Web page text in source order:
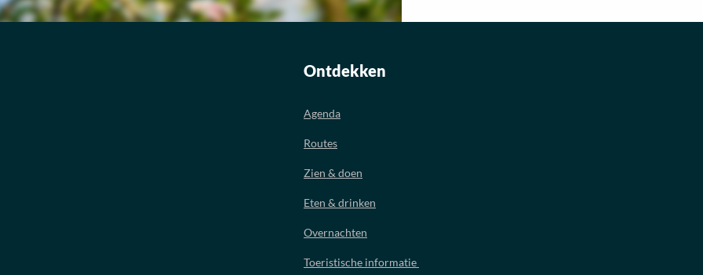
Ontdekken
Agenda
Routes
Zien & doen
Eten & drinken
Overnachten
Toeristische informatie